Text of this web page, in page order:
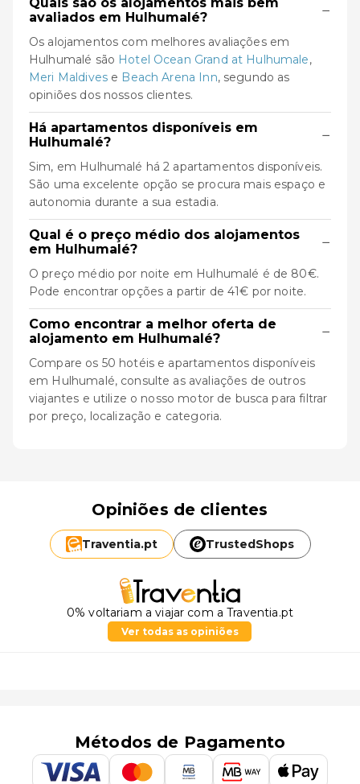
avaliados em Hulhumalé?
−
Os alojamentos com melhores avaliações em
Hulhumalé são Hotel Ocean Grand at Hulhumale,
Meri Maldivese Beach Arena Inn, segundo as
opiniões dos nossos clientes.
Há apartamentos disponíveis em
Hulhumalé?
−
Sim, em Hulhumalé há 2 apartamentos disponíveis.
São uma excelente opção se procura mais espaço e
autonomia durante a sua estadia.
Qual é o preço médio dos alojamentos
em Hulhumalé?
−
O preço médio por noite em Hulhumalé é de 80€.
Pode encontrar opções a partir de 41€ por noite.
Como encontrar a melhor oferta de
alojamento em Hulhumalé?
−
Compare os 50 hotéis e apartamentos disponíveis
em Hulhumalé, consulte as avaliações de outros
viajantes e utilize o nosso motor de busca para filtrar
por preço, localização e categoria.
Opiniões de clientes
Traventia.pt TrustedShops
0% voltariam a viajar com a Traventia.pt
Ver todas as opiniões
Métodos de Pagamento